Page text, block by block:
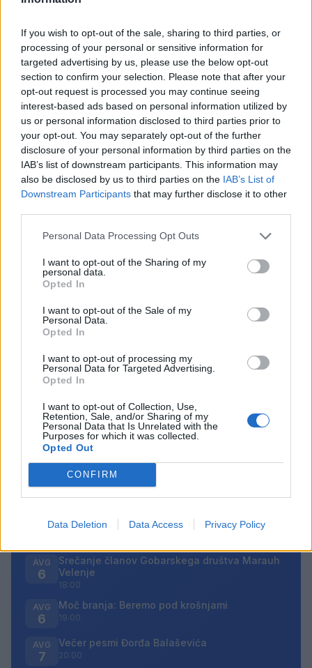
If you wish to opt-out of the sale, sharing to third parties, or
processing of your personal or sensitive information for
targeted advertising by us, please use the below opt-out
section to confirm your selection. Please note that after your
opt-out request is processed you may continue seeing
interest-based ads based on personal information utilized by
us or personal information disclosed to third parties prior to
your opt-out. You may separately opt-out of the further
disclosure of your personal information by third parties on the
IAB’s list of downstream participants. This information may
also be disclosed by us to third parties on the IAB’s List of
Downstream Participants that may further disclose it to other
Personal Data Processing Opt Outs
I want to opt-out of the Sharing of my
personal data.
Opted In
I want to opt-out of the Sale of my
Personal Data.
Opted In
I want to opt-out of processing my
Personal Data for Targeted Advertising.
Opted In
I want to opt-out of Collection, Use,
Retention, Sale, and/or Sharing of my
Personal Data that Is Unrelated with the
Purposes for which it was collected.
Opted Out
CONFIRM
Data Deletion Data Access Privacy Policy
Pol stoletja glasbe na tromeji: Graška
Gora obeležuje 50. jubilejni festival
narodno-zabavne glasbe
5. avgust 2026
Subvencioniranje nakupa električnih
vozil se zaključuje
5. avgust 2026
Med vročinskim valom za preprečitev
hrano
5. avgust 2026
Opozorilo:
Po 297. členu Kazenskega zakonika je
posameznik kazensko odgovoren za javno spodbujanje
sovraštva, nasilja ali nestrpnosti. Komentarji z žaljivimi,
bodo odstranjeni. Pravila komentiranja →
Failed to fetch
Prihajajoči dogodki
Spin
AVG
6
Srečanje članov Gobarskega društva Marauh
Velenje
18:00
AVG
6
Moč branja: Beremo pod krošnjami
19:00
AVG
7
Večer pesmi Đorđa Balaševića
20:00